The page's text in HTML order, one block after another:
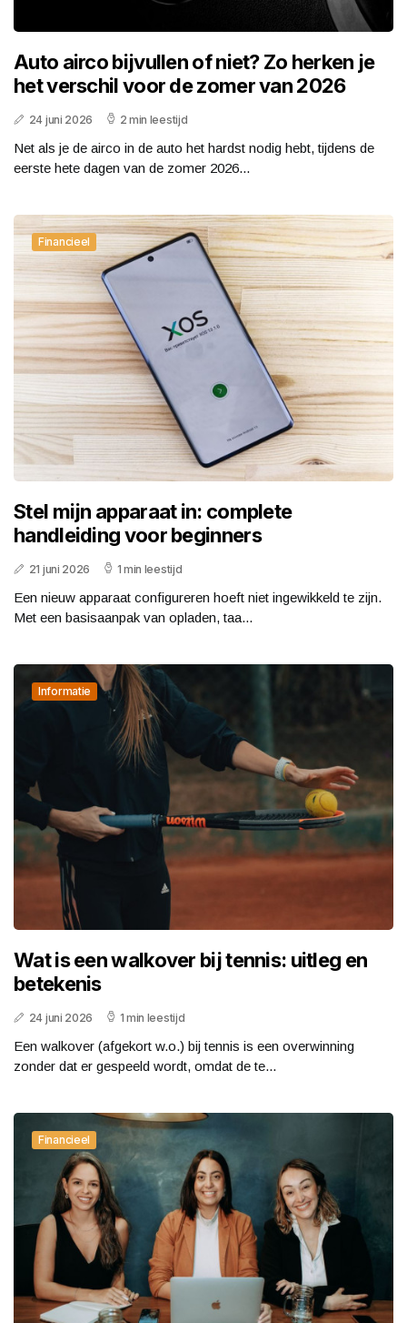
Auto airco bijvullen of niet? Zo herken je
het verschil voor de zomer van 2026
24 juni 2026 2 min leestijd
Net als je de airco in de auto het hardst nodig hebt, tijdens de
eerste hete dagen van de zomer 2026...
Financieel
Stel mijn apparaat in: complete
handleiding voor beginners
21 juni 2026 1 min leestijd
Een nieuw apparaat configureren hoeft niet ingewikkeld te zijn.
Met een basisaanpak van opladen, taa...
Informatie
Wat is een walkover bij tennis: uitleg en
betekenis
24 juni 2026 1 min leestijd
Een walkover (afgekort w.o.) bij tennis is een overwinning
zonder dat er gespeeld wordt, omdat de te...
Financieel